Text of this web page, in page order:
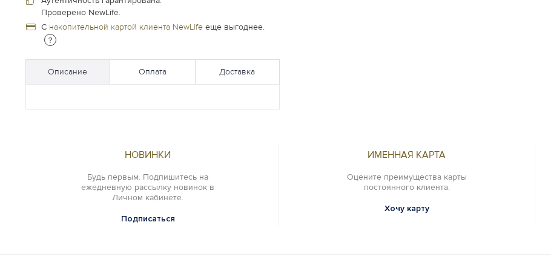
Проверено NewLife.
С накопительной картой клиента NewLife еще выгоднее.
?
Описание Оплата Доставка
НОВИНКИ
Будь первым. Подпишитесь на
ежедневную рассылку новинок в
Личном кабинете.
Подписаться
ИМЕННАЯ КАРТА
Оцените преимущества карты
постоянного клиента.
Хочу карту